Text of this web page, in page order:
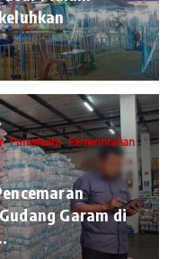
Pariwisata Pemerintahan
Garam di